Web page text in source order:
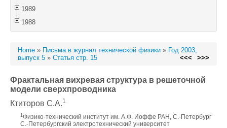
1989
1988
Home » Письма в журнал технической физики » Год 2003,
выпуск 5 » Статья стр. 15 <<< >>>
Фрактальная вихревая структура в решеточной
модели сверхпроводника
Ктиторов С.А.1
1 Физико-технический институт им. А.Ф. Иоффе РАН, С.-Петербург
С.-Петербургский электротехнический университет